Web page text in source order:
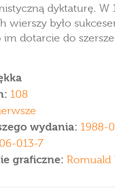
dyktaturę. W
wierszy było
im dotarcie do
108
wydania: 1988-
013-7
graficzne: Romuald